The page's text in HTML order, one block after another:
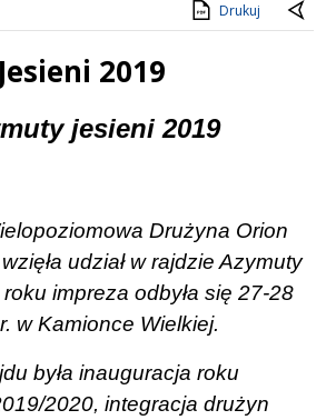
Drukuj
2019
jesieni 2019
Drużyna Orion
udział w rajdzie Azymuty
impreza odbyła się 27-28
w Kamionce Wielkiej.
była inauguracja roku
2020, integracja drużyn